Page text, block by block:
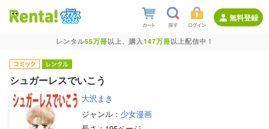
無料登録
レンタル55万冊以上、購入147万冊以上配信中！
シュガーレスでいこう
大沢まき
ジャンル： 少女漫画